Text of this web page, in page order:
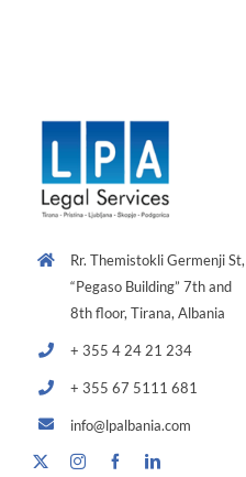
Rr. Themistokli Germenji St,
“Pegaso Building” 7th and
8th floor, Tirana, Albania
+ 355 4 24 21 234
+ 355 67 5111 681
info@lpalbania.com